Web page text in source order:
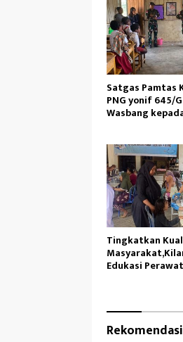
Satgas Pamtas
PNG yonif 645/
Wasbang
Tingkatkan
Edukasi